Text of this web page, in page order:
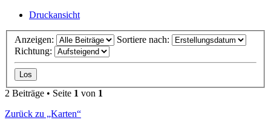
Druckansicht
Anzeigen:
Sortiere nach:
Richtung:
2 Beiträge • Seite 1 von 1
Zurück zu „Karten“